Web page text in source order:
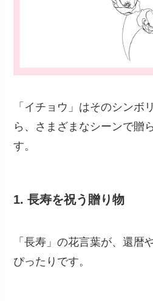
「イチョウ」はそのシンボ
ら、さまざまなシーンで贈
す。
1.長寿を祝う贈り物
「長寿」の花言葉が、還暦
ぴったりです。